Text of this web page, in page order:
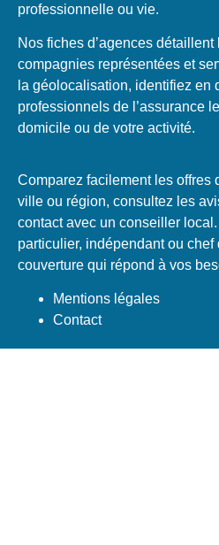
professionnelle ou vie.
Nos fiches d’agences
compagnies représentées et
la géolocalisation, identifiez en
professionnels de l’assurance
domicile ou de votre activité.
Comparez facilement les offres
ville ou région, consultez les
contact avec un conseiller
particulier, indépendant ou chef
couverture qui répond à vos
Mentions légales
Contact